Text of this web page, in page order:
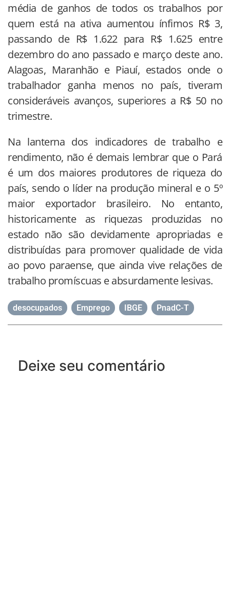
média de ganhos de todos os trabalhos por
quem está na ativa aumentou ínfimos R$ 3,
passando de R$ 1.622 para R$ 1.625 entre
dezembro do ano passado e março deste ano.
Alagoas, Maranhão e Piauí, estados onde o
trabalhador ganha menos no país, tiveram
consideráveis avanços, superiores a R$ 50 no
trimestre.
Na lanterna dos indicadores de trabalho e
rendimento, não é demais lembrar que o Pará
é um dos maiores produtores de riqueza do
país, sendo o líder na produção mineral e o 5º
maior exportador brasileiro. No entanto,
historicamente as riquezas produzidas no
estado não são devidamente apropriadas e
distribuídas para promover qualidade de vida
ao povo paraense, que ainda vive relações de
trabalho promíscuas e absurdamente lesivas.
desocupados Emprego IBGE PnadC-T
Deixe seu comentário